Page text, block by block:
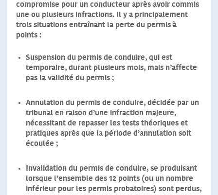
compromise pour un conducteur après avoir commis
une ou plusieurs infractions. Il y a principalement
trois situations entraînant la perte du permis à
points :
Suspension du permis de conduire, qui est
temporaire, durant plusieurs mois, mais n’affecte
pas la validité du permis ;
Annulation du permis de conduire, décidée par un
tribunal en raison d’une infraction majeure,
nécessitant de repasser les tests théoriques et
pratiques après que la période d’annulation soit
écoulée ;
Invalidation du permis de conduire, se produisant
lorsque l’ensemble des 12 points (ou un nombre
inférieur pour les permis probatoires) sont perdus,